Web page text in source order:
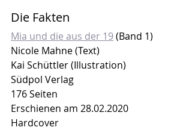
Die Fakten
Mia und die aus der 19 (Band 1)
Nicole Mahne (Text)
Kai Schüttler (Illustration)
Südpol Verlag
176 Seiten
Erschienen am 28.02.2020
Hardcover